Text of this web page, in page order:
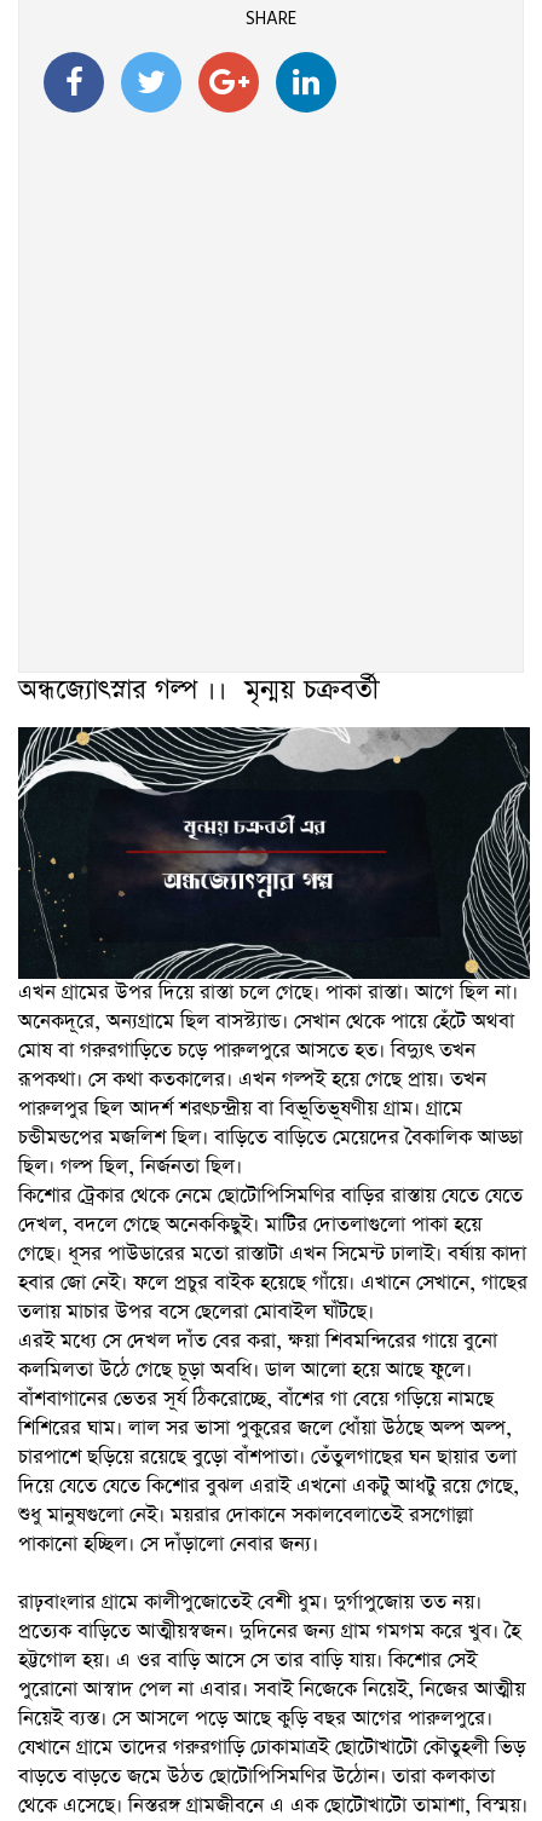
SHARE
অন্ধজ্যোৎস্নার গল্প ।। মৃন্ময় চক্রবর্তী
এখন গ্রামের উপর দিয়ে রাস্তা চলে গেছে। পাকা রাস্তা। আগে ছিল না।
অনেকদূরে, অন্যগ্রামে ছিল বাসস্ট্যান্ড। সেখান থেকে পায়ে হেঁটে অথবা
মোষ বা গরুরগাড়িতে চড়ে পারুলপুরে আসতে হত। বিদ্যুৎ তখন
রূপকথা। সে কথা কতকালের। এখন গল্পই হয়ে গেছে প্রায়। তখন
পারুলপুর ছিল আদর্শ শরৎচন্দ্রীয় বা বিভূতিভূষণীয় গ্রাম। গ্রামে
চন্ডীমন্ডপের মজলিশ ছিল। বাড়িতে বাড়িতে মেয়েদের বৈকালিক আড্ডা
ছিল। গল্প ছিল, নির্জনতা ছিল।
কিশোর ট্রেকার থেকে নেমে ছোটোপিসিমণির বাড়ির রাস্তায় যেতে যেতে
দেখল, বদলে গেছে অনেককিছুই। মাটির দোতলাগুলো পাকা হয়ে
গেছে। ধূসর পাউডারের মতো রাস্তাটা এখন সিমেন্ট ঢালাই। বর্ষায় কাদা
হবার জো নেই। ফলে প্রচুর বাইক হয়েছে গাঁয়ে। এখানে সেখানে, গাছের
তলায় মাচার উপর বসে ছেলেরা মোবাইল ঘাঁটছে।
এরই মধ্যে সে দেখল দাঁত বের করা, ক্ষয়া শিবমন্দিরের গায়ে বুনো
কলমিলতা উঠে গেছে চূড়া অবধি। ডাল আলো হয়ে আছে ফুলে।
বাঁশবাগানের ভেতর সূর্য ঠিকরোচ্ছে, বাঁশের গা বেয়ে গড়িয়ে নামছে
শিশিরের ঘাম। লাল সর ভাসা পুকুরের জলে ধোঁয়া উঠছে অল্প অল্প,
চারপাশে ছড়িয়ে রয়েছে বুড়ো বাঁশপাতা। তেঁতুলগাছের ঘন ছায়ার তলা
দিয়ে যেতে যেতে কিশোর বুঝল এরাই এখনো একটু আধটু রয়ে গেছে,
শুধু মানুষগুলো নেই। ময়রার দোকানে সকালবেলাতেই রসগোল্লা
পাকানো হচ্ছিল। সে দাঁড়ালো নেবার জন্য।
রাঢ়বাংলার গ্রামে কালীপুজোতেই বেশী ধুম। দুর্গাপুজোয় তত নয়।
প্রত্যেক বাড়িতে আত্মীয়স্বজন। দুদিনের জন্য গ্রাম গমগম করে খুব। হৈ
হট্টগোল হয়। এ ওর বাড়ি আসে সে তার বাড়ি যায়। কিশোর সেই
পুরোনো আস্বাদ পেল না এবার। সবাই নিজেকে নিয়েই, নিজের আত্মীয়
নিয়েই ব্যস্ত। সে আসলে পড়ে আছে কুড়ি বছর আগের পারুলপুরে।
যেখানে গ্রামে তাদের গরুরগাড়ি ঢোকামাত্রই ছোটোখাটো কৌতুহলী ভিড়
বাড়তে বাড়তে জমে উঠত ছোটোপিসিমণির উঠোন। তারা কলকাতা
থেকে এসেছে। নিস্তরঙ্গ গ্রামজীবনে এ এক ছোটোখাটো তামাশা, বিস্ময়।